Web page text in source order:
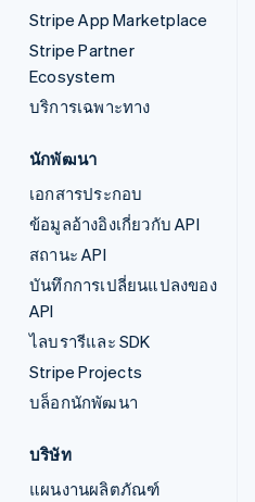
Stripe App Marketplace
Stripe Partner
Ecosystem
บริการเฉพาะทาง
นักพัฒนา
เอกสารประกอบ
ข้อมูลอ้างอิงเกี่ยวกับ API
สถานะ API
บันทึกการเปลี่ยนแปลงของ
API
ไลบรารีและ SDK
Stripe Projects
บล็อกนักพัฒนา
บริษัท
แผนงานผลิตภัณฑ์